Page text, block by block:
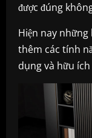
được đúng
Hiện nay
thêm các tính
dụng và hữu